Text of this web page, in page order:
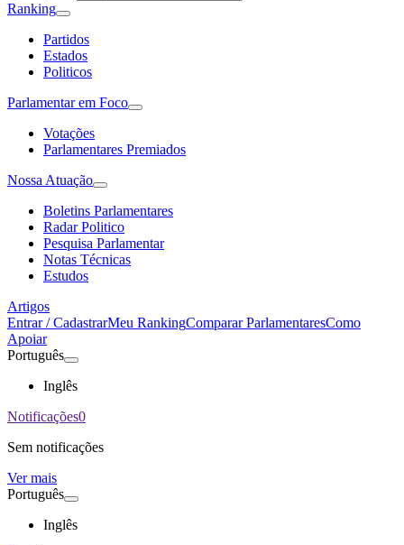
Ranking
Partidos
Estados
Politicos
Parlamentar em Foco
Votações
Parlamentares Premiados
Nossa Atuação
Boletins Parlamentares
Radar Politico
Pesquisa Parlamentar
Notas Técnicas
Estudos
Artigos
Entrar / CadastrarMeu RankingComparar ParlamentaresComo
Apoiar
Português
Inglês
Notificações0
Sem notificações
Ver mais
Português
Inglês